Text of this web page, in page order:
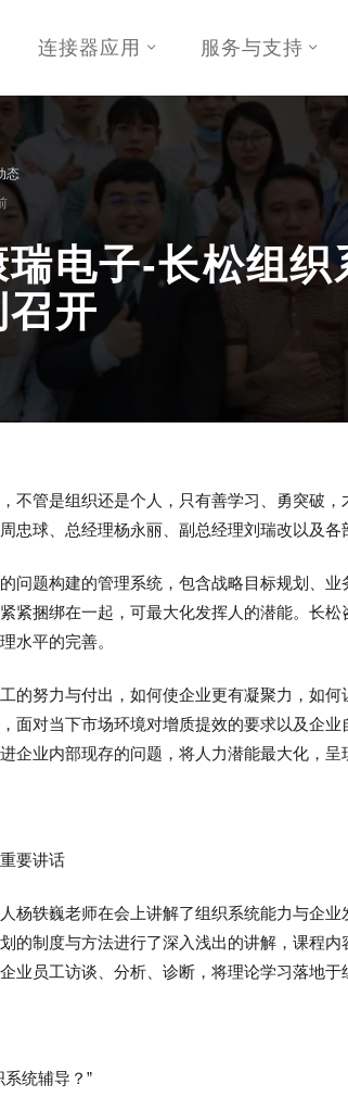
连接器应用 服务与支持
态
瑞电子-长松组
召开
不管是组织还是个人，只有善学习、勇突破
忠球、总经理杨永丽、副总经理刘瑞改以及
问题构建的管理系统，包含战略目标规划、
紧捆绑在一起，可最大化发挥人的潜能。长
水平的完善。
的努力与付出，如何使企业更有凝聚力，如
面对当下市场环境对增质提效的要求以及企业
企业内部现存的问题，将人力潜能最大化，
要讲话
杨轶巍老师在会上讲解了组织系统能力与企
的制度与方法进行了深入浅出的讲解，课程
业员工访谈、分析、诊断，将理论学习落地于
统辅导？”